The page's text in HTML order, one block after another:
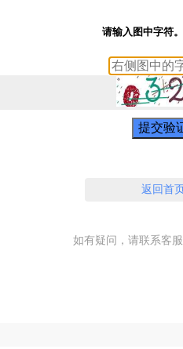
请输入图中字符。
提交验
返回首
如有疑问，请联系客服